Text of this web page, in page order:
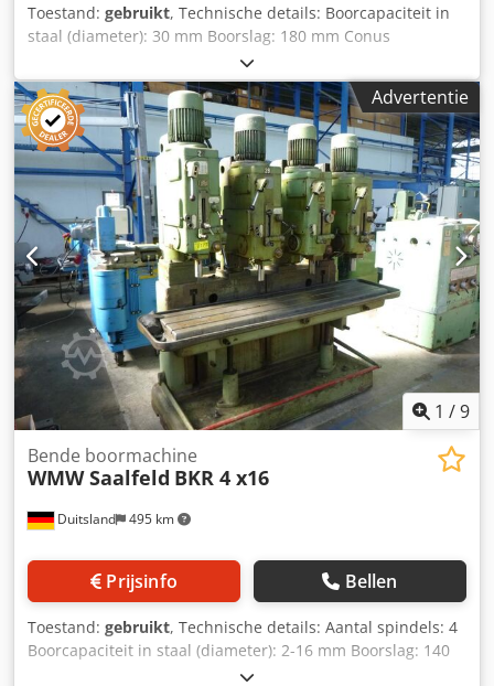
Toestand: gebruikt, Technische details: Boorcapaciteit in
staal (diameter): 30 mm Boorslag: 180 mm Conus
boorspindel: 4 x MK 3 Spindelprojectie: 310 mm
Spindelafstand: 490 mm Csdpfx Aeu Idu Hogrsha Aantal
boorstations: 4 Kopinstelling: 300 (handmatig) mm Aanzet::
0,08 - 0,64 / 6 stap mm/omw. Spiltoerental:: 50 - 1.215 / 19
stappen omw/min Spindel / tafel afstand: max./min.: 500 /
200 mm Tafeloppervlak: 1820 x 395 mm Tafelverstelling:
Hoogte: 300 (handmatig) mm Totaal benodigd vermogen:
4x 1,5 (6,0 kW) kW Machinegewicht ca.: 2,8 ton
Machineafmetingen ca. LxBxH: 2,1 x 1,1 x 2,75 m Verdere
technische gegevens: -Centreerafstand van de boorspindel
490mm -draad snijden op boorkolommen 3 en 4 met
automatische omschakeling -alle boorspindels draaien
rechtsom en linksom -tegenas en variator -met
koelsysteem *
Advertentie
1 /9
Duitsland 495 km
Bende boormachine
WMW Saalfeld BKR 4 x16
Prijsinfo Bellen
Toestand: gebruikt, Technische details: Aantal spindels: 4
Boorcapaciteit in staal (diameter): 2-16 mm Boorslag: 140
mm Conus boorspindel: MK 3 Spindelprojectie: 280 mm